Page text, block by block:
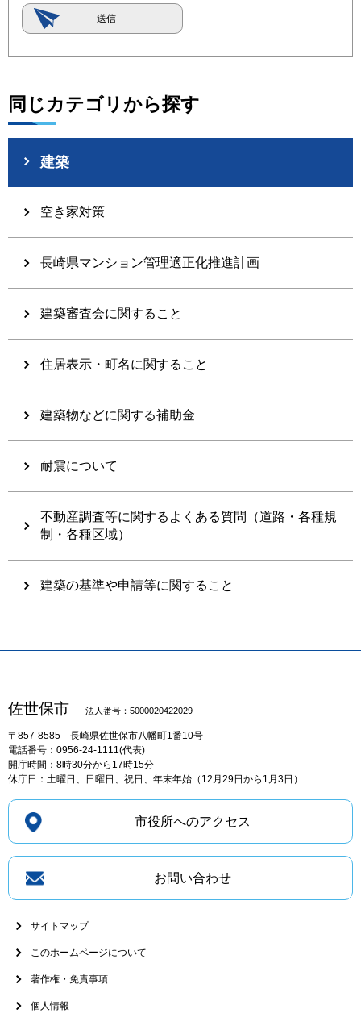
同じカテゴリから探す
建築
空き家対策
長崎県マンション管理適正化推進計画
建築審査会に関すること
住居表示・町名に関すること
建築物などに関する補助金
耐震について
不動産調査等に関するよくある質問（道路・各種規
制・各種区域）
建築の基準や申請等に関すること
佐世保市 法人番号：5000020422029
〒857-8585 長崎県佐世保市八幡町1番10号
電話番号：0956-24-1111(代表)
開庁時間：8時30分から17時15分
休庁日：土曜日、日曜日、祝日、年末年始（12月29日から1月3日）
市役所へのアクセス
お問い合わせ
サイトマップ
このホームページについて
著作権・免責事項
個人情報